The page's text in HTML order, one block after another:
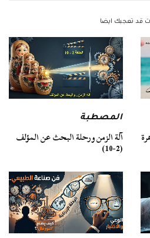
قد تعجبك ايضا
المصطبة
آلة الزمن ورحلة البحث عن المؤلف
(2-10)